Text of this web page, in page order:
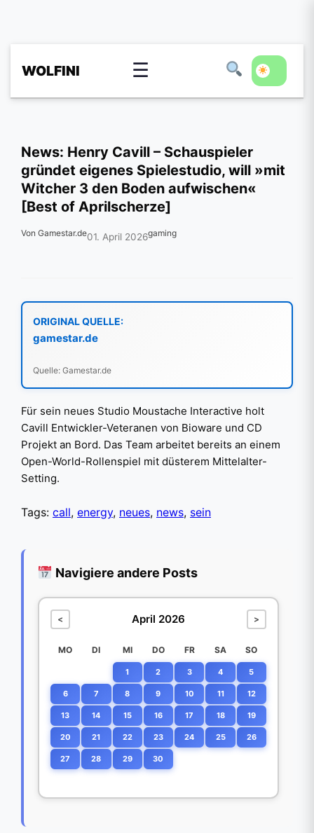
WOLFINI ☰
News: Henry Cavill – Schauspieler
gründet eigenes Spielestudio, will »mit
Witcher 3 den Boden aufwischen«
[Best of Aprilscherze]
Von Gamestar.de01. April 2026gaming
ORIGINAL QUELLE:
gamestar.de
Quelle: Gamestar.de
Für sein neues Studio Moustache Interactive holt
Cavill Entwickler-Veteranen von Bioware und CD
Projekt an Bord. Das Team arbeitet bereits an einem
Open-World-Rollenspiel mit düsterem Mittelalter-
Setting.
Tags: call, energy, neues, news, sein
Navigiere andere Posts
< April 2026 >
MO DI MI DO FR SA SO
1 2 3 4 5
6 7 8 9 10 11 12
13 14 15 16 17 18 19
20 21 22 23 24 25 26
27 28 29 30